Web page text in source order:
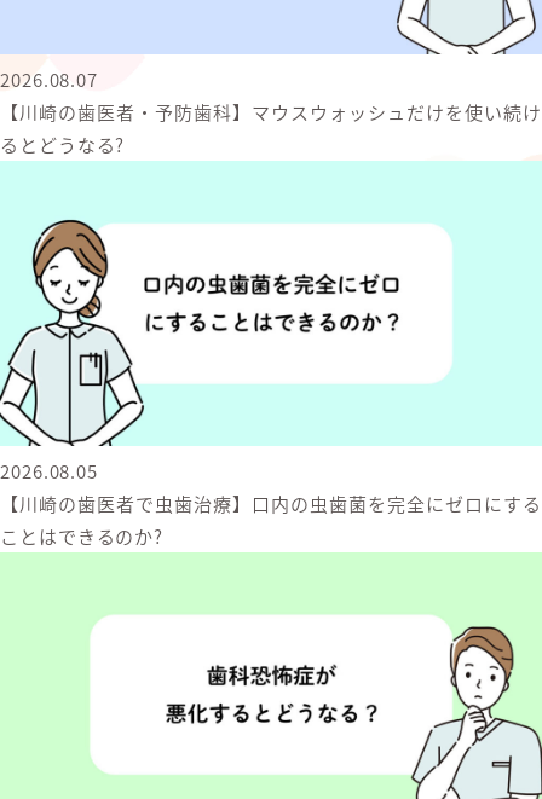
2026.08.07
【川崎の歯医者・予防歯科】マウスウォッシュだけを使い続け
るとどうなる?
2026.08.05
【川崎の歯医者で虫歯治療】口内の虫歯菌を完全にゼロにする
ことはできるのか?